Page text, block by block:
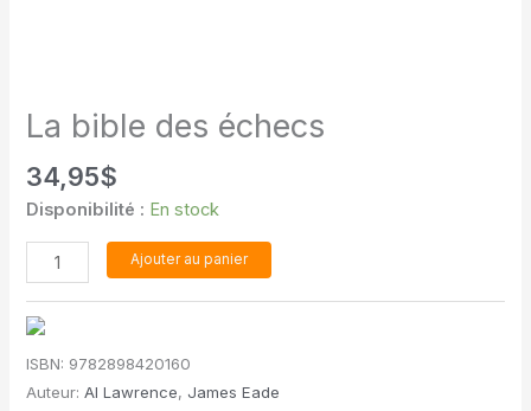
La bible des échecs
34,95$
Disponibilité : En stock
quantité
de
La
bible
des
échecs
Ajouter au panier
ISBN: 9782898420160
Auteur:Al Lawrence, James Eade